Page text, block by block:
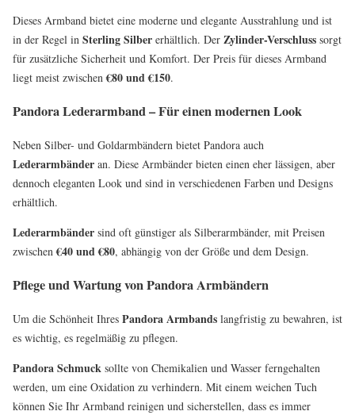
Dieses Armband bietet eine moderne und elegante Ausstrahlung und ist
in der Regel in Sterling Silber erhältlich. Der Zylinder-Verschluss sorgt
für zusätzliche Sicherheit und Komfort. Der Preis für dieses Armband
liegt meist zwischen€80 und €150.
Pandora Lederarmband – Für einen modernen Look
Neben Silber- und Goldarmbändern bietet Pandora auch
Lederarmbänder an. Diese Armbänder bieten einen eher lässigen, aber
dennoch eleganten Look und sind in verschiedenen Farben und Designs
erhältlich.
Lederarmbänder sind oft günstiger als Silberarmbänder, mit Preisen
zwischen€40 und €80, abhängig von der Größe und dem Design.
Pflege und Wartung von Pandora Armbändern
Um die Schönheit Ihres Pandora Armbands langfristig zu bewahren, ist
es wichtig, es regelmäßig zu pflegen.
Pandora Schmuck sollte von Chemikalien und Wasser ferngehalten
werden, um eine Oxidation zu verhindern. Mit einem weichen Tuch
können Sie Ihr Armband reinigen und sicherstellen, dass es immer